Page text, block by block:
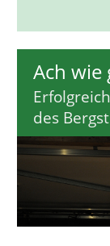
Ach
des